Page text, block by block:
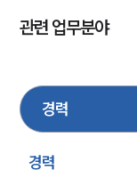
관련 업무분야
성범죄
경력